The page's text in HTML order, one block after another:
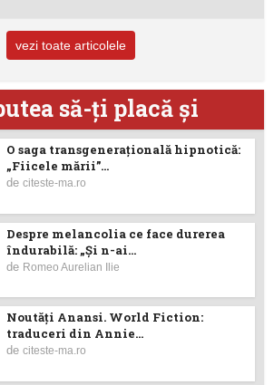
vezi toate articolele
să-ţi placă şi
O saga transgenerațională hipnotică:
„Fiicele mării”...
deciteste-ma.ro
Despre melancolia ce face durerea
îndurabilă: „Și n-ai...
de Romeo Aurelian Ilie
Noutăţi Anansi. World Fiction:
traduceri din Annie...
deciteste-ma.ro